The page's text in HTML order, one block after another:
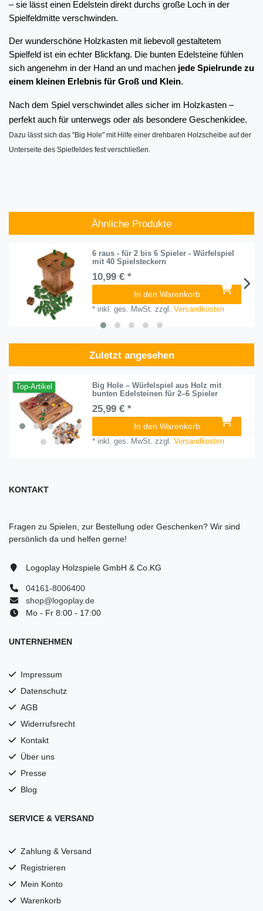
– sie lässt einen Edelstein direkt durchs große Loch in der
Spielfeldmitte verschwinden.
Der wunderschöne Holzkasten mit liebevoll gestaltetem
Spielfeld ist ein echter Blickfang. Die bunten Edelsteine fühlen
sich angenehm in der Hand an und machen jede Spielrunde zu
einem kleinen Erlebnis für Groß und Klein.
Nach dem Spiel verschwindet alles sicher im Holzkasten –
perfekt auch für unterwegs oder als besondere Geschenkidee.
Dazu lässt sich das "Big Hole" mit Hilfe einer drehbaren Holzscheibe auf der
Unterseite des Spielfeldes fest verschließen.
Ähnliche Produkte
6 raus - für 2 bis 6 Spieler - Würfelspiel
mit 40 Spielsteckern
10,99 € *
In den Warenkorb
* inkl. ges. MwSt. zzgl.Versandkosten
Zuletzt angesehen
Top-Artikel
Big Hole – Würfelspiel aus Holz mit
bunten Edelsteinen für 2–6 Spieler
25,99 € *
In den Warenkorb
* inkl. ges. MwSt. zzgl.Versandkosten
KONTAKT
Fragen zu Spielen, zur Bestellung oder Geschenken? Wir sind
persönlich da und helfen gerne!
Logoplay Holzspiele GmbH & Co.KG
04161-8006400
shop@logoplay.de
Mo - Fr 8:00 - 17:00
UNTERNEHMEN
Impressum
Datenschutz
AGB
Widerrufsrecht
Kontakt
Über uns
Presse
Blog
SERVICE & VERSAND
Zahlung & Versand
Registrieren
Mein Konto
Warenkorb